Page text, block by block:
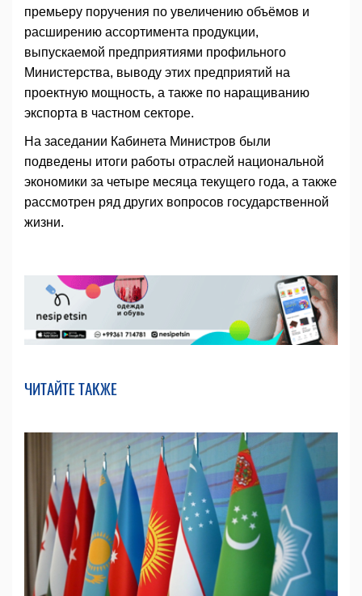
премьеру поручения по увеличению объёмов и
расширению ассортимента продукции,
выпускаемой предприятиями профильного
Министерства, выводу этих предприятий на
проектную мощность, а также по наращиванию
экспорта в частном секторе.
На заседании Кабинета Министров были
подведены итоги работы отраслей национальной
экономики за четыре месяца текущего года, а также
рассмотрен ряд других вопросов государственной
жизни.
ЧИТАЙТЕ ТАКЖЕ